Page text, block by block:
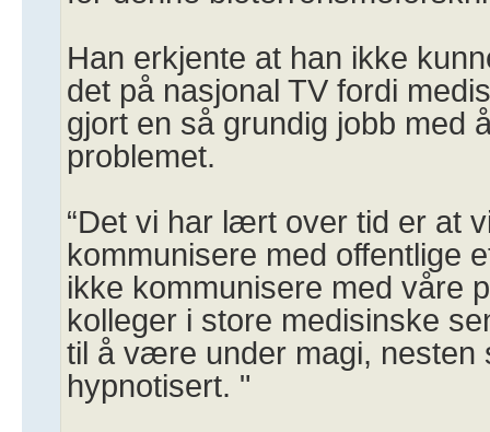
Han erkjente at han ikke
det på nasjonal TV fordi
gjort en så grundig jobb med
problemet.
“Det vi har lært over tid er at
kommunisere med offentlige
ikke kommunisere med våre
kolleger i store medisinske
til å være under magi, nesten
hypnotisert. "